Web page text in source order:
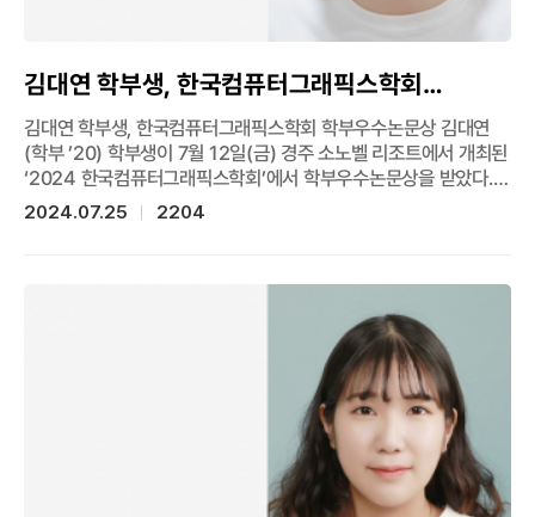
김대연 학부생, 한국컴퓨터그래픽스학회
학부우수논문상
김대연 학부생, 한국컴퓨터그래픽스학회 학부우수논문상 김대연
(학부 ’20) 학부생이 7월 12일(금) 경주 소노벨 리조트에서 개최된
‘2024 한국컴퓨터그래픽스학회’에서 학부우수논문상을 받았다.
이번에 수상한 논문은 “위치 정보 인코딩 기반 ISP 신경망 성능
개선(Enhancing A Neural-Network-based ISP Model
(patch) 단위로 나누어 학습하는데, 여기에 위치 정보 인코딩을
추가하여 ISP 신경망이 이미지 패치의 공간적 맥락을 반영하여,
더욱 정교한 영상을 복원할 수 있게 했다. 이를 통해 ISP 신경망이
렌즈로 인해 발생하는 열화를 더 잘 다룰 수 있게 하고, 다양한 촬영
조건에서도 강건한 영상 복원 성능을 보여줬다고 밝혔다. 한편,
이번 연구는 컴퓨터공학과 김대연 학생(학부 ’20)이 제1저자,
인공지능대학원 김우혁 학생(석사 ’22, 지도교수 조성현)이
제2저자, 조성현 교수가 교신저자로 참여했다.
2024.07.25 2204